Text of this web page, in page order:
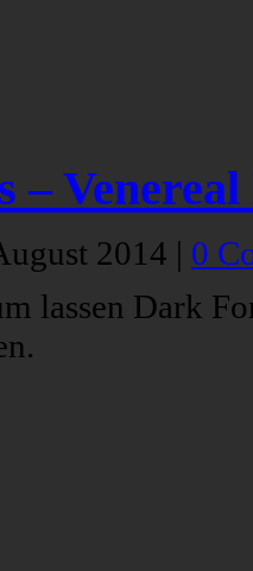
–
2014 | 0
lassen Dark